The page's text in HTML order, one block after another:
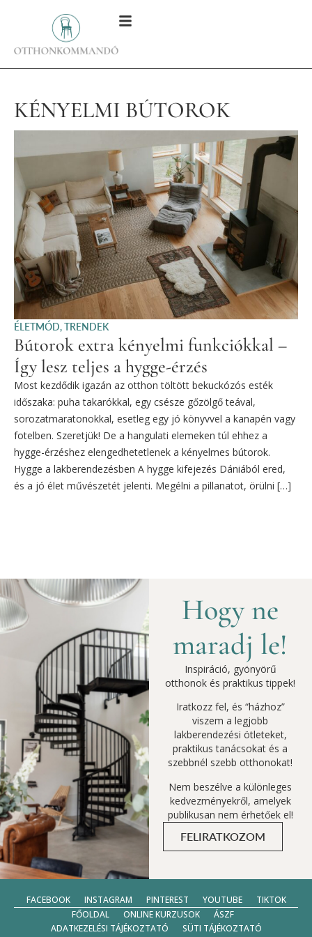
KÉNYELMI BÚTOROK
ÉLETMÓD,TRENDEK
Bútorok extra kényelmi funkciókkal –
Így lesz teljes a hygge-érzés
Most kezdődik igazán az otthon töltött bekuckózós esték
időszaka: puha takarókkal, egy csésze gőzölgő teával,
sorozatmaratonokkal, esetleg egy jó könyvvel a kanapén vagy
fotelben. Szeretjük! De a hangulati elemeken túl ehhez a
hygge-érzéshez elengedhetetlenek a kényelmes bútorok.
Hygge a lakberendezésben A hygge kifejezés Dániából ered,
és a jó élet művészetét jelenti. Megélni a pillanatot, örülni […]
Hogy ne
maradj le!
Inspiráció, gyönyörű
otthonok és praktikus tippek!
Iratkozz fel, és “házhoz”
viszem a legjobb
lakberendezési ötleteket,
praktikus tanácsokat és a
szebbnél szebb otthonokat!
Nem beszélve a különleges
kedvezményekről, amelyek
publikusan nem érhetőek el!
FELIRATKOZOM
FACEBOOK INSTAGRAM PINTEREST YOUTUBE
TIKTOK
FŐOLDAL
ONLINE KURZUSOK
ÁSZF
ADATKEZELÉSI TÁJÉKOZTATÓ
SÜTI TÁJÉKOZTATÓ